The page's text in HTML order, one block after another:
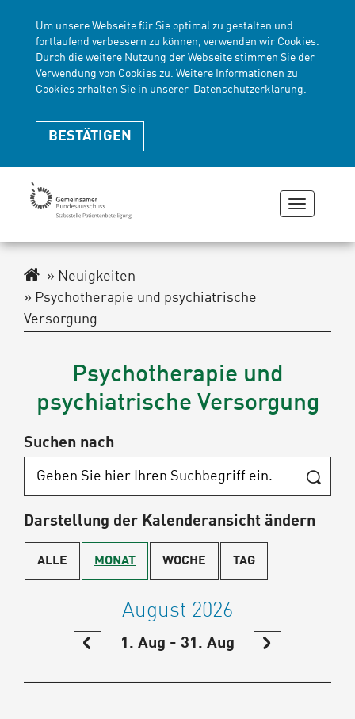
Um unsere Webseite für Sie optimal zu gestalten und
fortlaufend verbessern zu können, verwenden wir Cookies.
Durch die weitere Nutzung der Webseite stimmen Sie der
Verwendung von Cookies zu. Weitere Informationen zu
Cookies erhalten Sie in unserer Datenschutzerklärung.
BESTÄTIGEN
oder
Navigationspfad
Neuigkeiten
Psychotherapie und psychiatrische
Versorgung
Psychotherapie und
psychiatrische Versorgung
Suchen nach
Darstellung der Kalenderansicht ändern
ALLE MONAT WOCHE TAG
August 2026
IM
KALENDER
1. Aug - 31. Aug
IM
KALENDER
BLÄTTERN